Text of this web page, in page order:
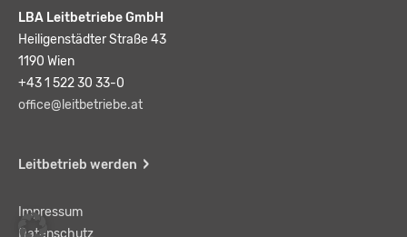
LBA Leitbetriebe GmbH
Heiligenstädter Straße 43
1190 Wien
+43 1 522 30 33-0
office@leitbetriebe.at
Leitbetrieb werden
Impressum